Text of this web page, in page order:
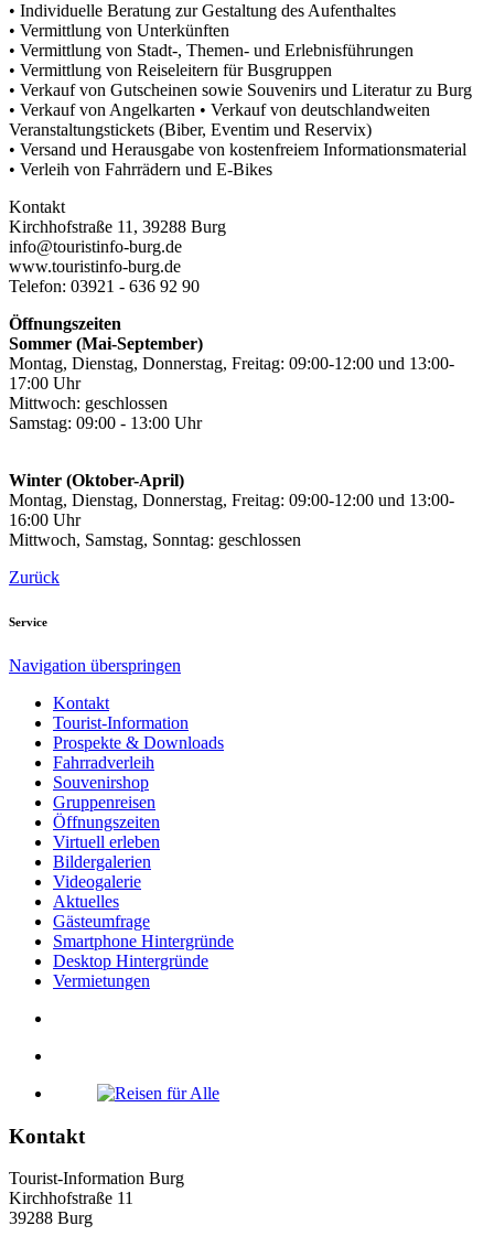
• Individuelle Beratung zur Gestaltung des Aufenthaltes
• Vermittlung von Unterkünften
• Vermittlung von Stadt-, Themen- und Erlebnisführungen
• Vermittlung von Reiseleitern für Busgruppen
• Verkauf von Gutscheinen sowie Souvenirs und Literatur zu Burg
• Verkauf von Angelkarten • Verkauf von deutschlandweiten
Veranstaltungstickets (Biber, Eventim und Reservix)
• Versand und Herausgabe von kostenfreiem Informationsmaterial
• Verleih von Fahrrädern und E-Bikes
Kontakt
Kirchhofstraße 11, 39288 Burg
info@touristinfo-burg.de
www.touristinfo-burg.de
Telefon: 03921 - 636 92 90
Öffnungszeiten
Sommer (Mai-September)
Montag, Dienstag, Donnerstag, Freitag: 09:00-12:00 und 13:00-
17:00 Uhr
Mittwoch: geschlossen
Samstag: 09:00 - 13:00 Uhr
Winter (Oktober-April)
Montag, Dienstag, Donnerstag, Freitag: 09:00-12:00 und 13:00-
16:00 Uhr
Mittwoch, Samstag, Sonntag: geschlossen
Zurück
Service
Navigation überspringen
Kontakt
Tourist-Information
Prospekte & Downloads
Fahrradverleih
Souvenirshop
Gruppenreisen
Öffnungszeiten
Virtuell erleben
Bildergalerien
Videogalerie
Aktuelles
Gästeumfrage
Smartphone Hintergründe
Desktop Hintergründe
Vermietungen
Kontakt
Tourist-Information Burg
Kirchhofstraße 11
39288 Burg